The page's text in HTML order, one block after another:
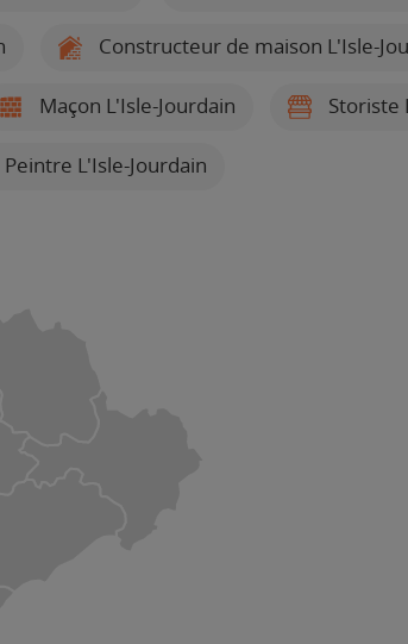
Constructeur de maison L'Isle-
Maçon L'Isle-Jourdain Storiste
Peintre L'Isle-Jourdain